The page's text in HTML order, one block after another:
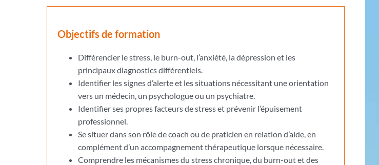
Objectifs de formation
Différencier le stress, le burn-out, l’anxiété, la dépression et les
principaux diagnostics différentiels.
Identifier les signes d’alerte et les situations nécessitant une orientation
vers un médecin, un psychologue ou un psychiatre.
Identifier ses propres facteurs de stress et prévenir l’épuisement
professionnel.
Se situer dans son rôle de coach ou de praticien en relation d’aide, en
complément d’un accompagnement thérapeutique lorsque nécessaire.
Comprendre les mécanismes du stress chronique, du burn-out et des